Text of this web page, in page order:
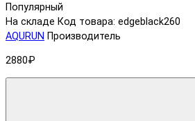
Популярный
На складе Код товара: edgeblack260
AQURUN Производитель
2880₽